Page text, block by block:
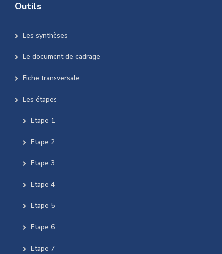
Outils
Les synthèses
Le document de cadrage
Fiche transversale
Les étapes
Etape 1
Etape 2
Etape 3
Etape 4
Etape 5
Etape 6
Etape 7